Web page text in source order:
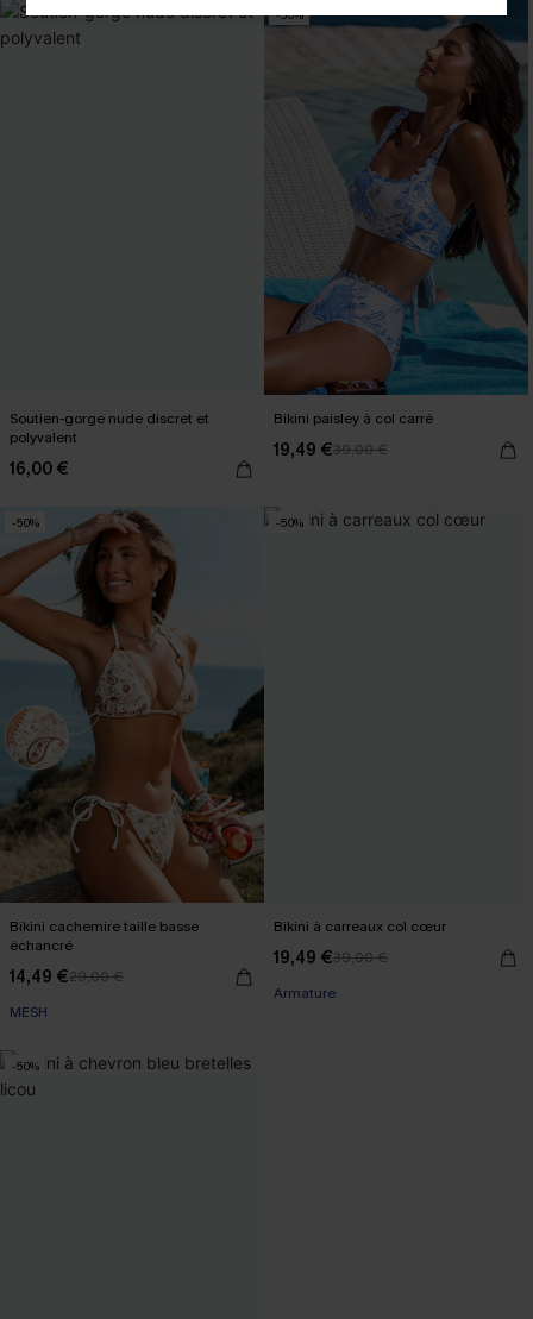
Soutien-gorge nude discret et
polyvalent
16,00 €
-50%
Bikini paisley à col carré
19,49 €39,00 €
-50%
Bikini cachemire taille basse
échancré
14,49 €29,00 €
MESH
-50%
Bikini à carreaux col cœur
19,49 €39,00 €
Armature
-50%